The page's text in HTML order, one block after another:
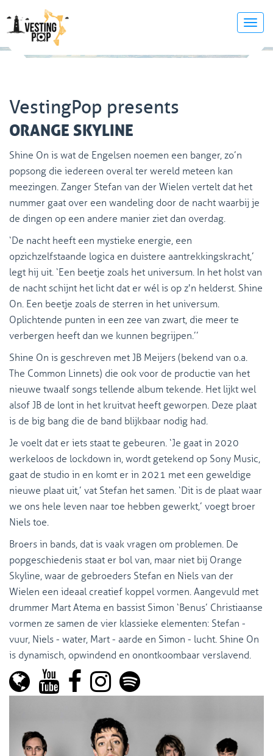
VestingPop presents
ORANGE SKYLINE
Shine On is wat de Engelsen noemen een banger, zo’n
popsong die iedereen overal ter wereld meteen kan
meezingen. Zanger Stefan van der Wielen vertelt dat het
nummer gaat over een wandeling door de nacht waarbij je
de dingen op een andere manier ziet dan overdag.
‘De nacht heeft een mystieke energie, een
opzichzelfstaande logica en duistere aantrekkingskracht,’
legt hij uit. ‘Een beetje zoals het universum. In het holst van
de nacht schijnt het licht dat er wél is op z'n helderst. Shine
On. Een beetje zoals de sterren in het universum.
Oplichtende punten in een zee van zwart, die meer te
verbergen heeft dan we kunnen begrijpen.’’
Shine On is geschreven met JB Meijers (bekend van o.a.
The Common Linnets) die ook voor de productie van het
nieuwe twaalf songs tellende album tekende. Het lijkt wel
alsof JB de lont in het kruitvat heeft geworpen. Deze plaat
is de big bang die de band blijkbaar nodig had.
Je voelt dat er iets staat te gebeuren. ‘Je gaat in 2020
werkeloos de lockdown in, wordt getekend op Sony Music,
gaat de studio in en komt er in 2021 met een geweldige
nieuwe plaat uit,’ vat Stefan het samen. ‘Dit is de plaat waar
we ons hele leven naar toe hebben gewerkt,’ voegt broer
Niels toe.
Broers in bands, dat is vaak vragen om problemen. De
popgeschiedenis staat er bol van, maar niet bij Orange
Skyline, waar de gebroeders Stefan en Niels van der
Wielen een ideaal creatief koppel vormen. Aangevuld met
drummer Mart Atema en bassist Simon ‘Benus’ Christiaanse
vormen ze samen de vier klassieke elementen: Stefan -
vuur, Niels - water, Mart - aarde en Simon - lucht. Shine On
is dynamisch, opwindend en onontkoombaar verslavend.